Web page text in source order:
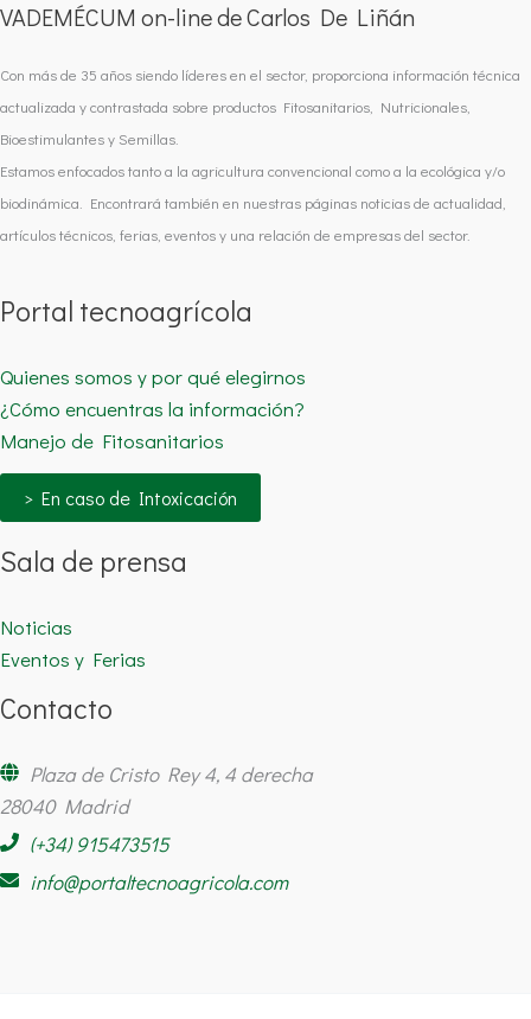
VADEMÉCUM on-line de Carlos De Liñán
Con más de 35 años siendo líderes en el sector, proporciona información técnica
actualizada y contrastada sobre productos Fitosanitarios, Nutricionales,
Bioestimulantes y Semillas.
Estamos enfocados tanto a la agricultura convencional como a la ecológica y/o
biodinámica. Encontrará también en nuestras páginas noticias de actualidad,
artículos técnicos, ferias, eventos y una relación de empresas del sector.
Portal tecnoagrícola
Quienes somos y por qué elegirnos
¿Cómo encuentras la información?
Manejo de Fitosanitarios
> En caso de Intoxicación
Sala de prensa
Noticias
Eventos y Ferias
Contacto
Plaza de Cristo Rey 4, 4 derecha
28040 Madrid
(+34) 915473515
info@portaltecnoagricola.com